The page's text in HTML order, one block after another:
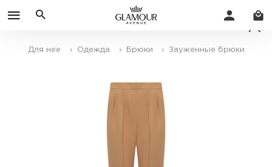
Для нее › Одежда › Брюки › Зауженные брюки